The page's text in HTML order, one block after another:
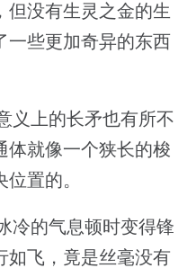
但没有生灵之金的生
一些更加奇异的东西
上的长矛也有所不
体就像一个狭长的梭
置的。
的气息顿时变得锋
如飞，竟是丝毫没有